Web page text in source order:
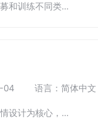
和训练不同类...
04 语言：简体中文
设计为核心，...